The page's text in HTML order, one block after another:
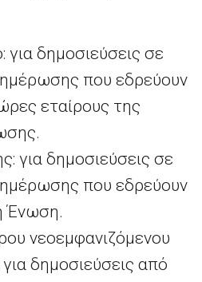
δημοσιεύσεις σε
που εδρεύουν
εταίρους της
για δημοσιεύσεις σε
που εδρεύουν
Ένωση.
νεοεμφανιζόμενου
δημοσιεύσεις από